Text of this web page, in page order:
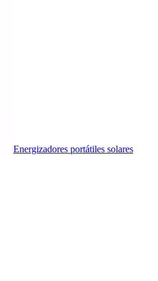
Energizadores portátiles solares